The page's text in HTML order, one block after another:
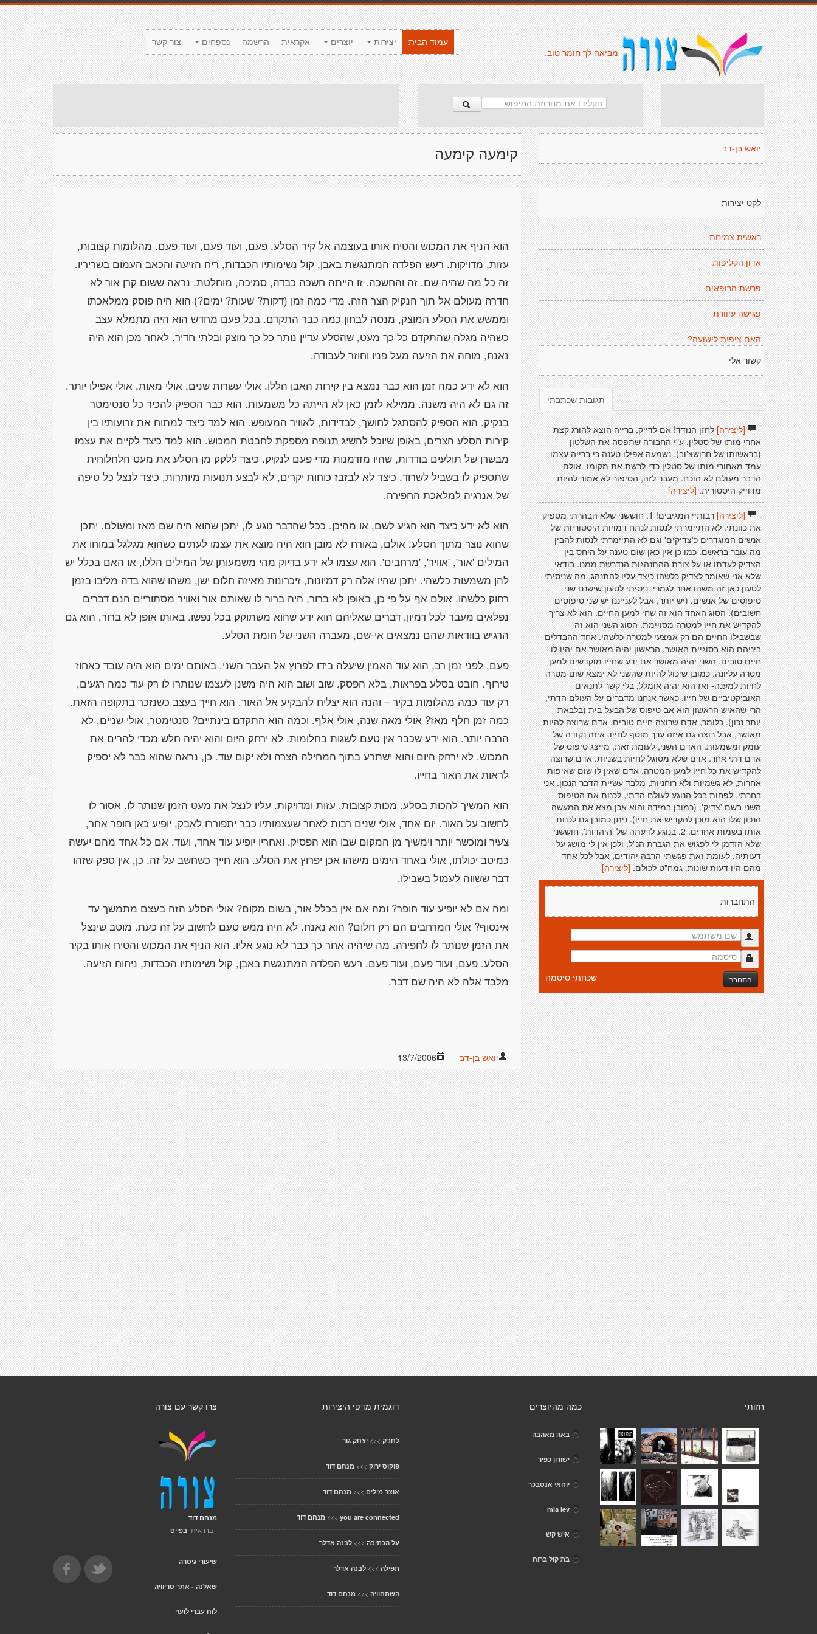
צור קשר נספחים הרשמה אקראית יוצרים יצירות
עמוד הבית
מביאה לך חומר טוב.
קימעה קימעה
הוא הניף את המכוש והטיח אותו בעוצמה אל קיר הסלע. פעם, ועוד פעם, ועוד פעם. מהלומות קצובות,
עזות, מדויקות. רעש הפלדה המתנגשת באבן, קול נשימותיו הכבדות, ריח הזיעה והכאב העמום בשריריו.
זה כל מה שהיה שם. זה והחשכה. זו הייתה חשכה כבדה, סמיכה, מוחלטת. נראה ששום קרן אור לא
חדרה מעולם אל תוך הנקיק הצר הזה. מדי כמה זמן (דקות? שעות? ימים?) הוא היה פוסק ממלאכתו
וממשש את הסלע המוצק, מנסה לבחון כמה כבר התקדם. בכל פעם מחדש הוא היה מתמלא עצב
כשהיה מגלה שהתקדם כל כך מעט, שהסלע עדיין נותר כל כך מוצק ובלתי חדיר. לאחר מכן הוא היה
נאנח, מוחה את הזיעה מעל פניו וחוזר לעבודה.
הוא לא ידע כמה זמן הוא כבר נמצא בין קירות האבן הללו. אולי עשרות שנים, אולי מאות, אולי אפילו יותר.
זה גם לא היה משנה. ממילא לזמן כאן לא הייתה כל משמעות. הוא כבר הספיק להכיר כל סנטימטר
בנקיק. הוא הספיק להסתגל לחושך, לבדידות, לאוויר המעופש. הוא למד כיצד למתוח את זרועותיו בין
קירות הסלע הצרים, באופן שיוכל להשיג תנופה מספקת לחבטת המכוש. הוא למד כיצד לקיים את עצמו
מבשרן של תולעים בודדות, שהיו מזדמנות מדי פעם לנקיק. כיצד ללקק מן הסלע את מעט הלחלוחית
שתספיק לו בשביל לשרוד. כיצד לא לבזבז כוחות יקרים, לא לבצע תנועות מיותרות, כיצד לנצל כל טיפה
של אנרגיה למלאכת החפירה.
הוא לא ידע כיצד הוא הגיע לשם, או מהיכן. ככל שהדבר נוגע לו, יתכן שהוא היה שם מאז ומעולם. יתכן
שהוא נוצר מתוך הסלע. אולם, באורח לא מובן הוא היה מוצא את עצמו לעתים כשהוא מגלגל במוחו את
המילים 'אור', 'אוויר', 'מרחבים'. הוא עצמו לא ידע בדיוק מהי משמעותן של המילים הללו, או האם בכלל יש
להן משמעות כלשהי. יתכן שהיו אלה רק דמיונות, זיכרונות מאיזה חלום ישן, משהו שהוא בדה מליבו בזמן
רחוק כלשהו. אולם אף על פי כן, באופן לא ברור, היה ברור לו שאותם אור ואוויר מסתוריים הנם דברים
נפלאים מעבר לכל דמיון, דברים שאליהם הוא ידע שהוא משתוקק בכל נפשו. באותו אופן לא ברור, הוא גם
הרגיש בוודאות שהם נמצאים אי-שם, מעברה השני של חומת הסלע.
פעם, לפני זמן רב, הוא עוד האמין שיעלה בידו לפרוץ אל העבר השני. באותם ימים הוא היה עובד כאחוז
טירוף. חובט בסלע בפראות, בלא הפסק. שוב ושוב הוא היה משנן לעצמו שנותרו לו רק עוד כמה רגעים,
רק עוד כמה מהלומות בקיר – והנה הוא יצליח להבקיע אל האור. הוא חייך בעצב כשנזכר בתקופה הזאת.
כמה זמן חלף מאז? אולי מאה שנה, אולי אלף. וכמה הוא התקדם בינתיים? סנטימטר, אולי שניים, לא
הרבה יותר. הוא ידע שכבר אין טעם לשגות בחלומות. לא ירחק היום והוא יהיה חלש מכדי להרים את
המכוש. לא ירחק היום והוא ישתרע בתוך המחילה הצרה ולא יקום עוד. כן, נראה שהוא כבר לא יספיק
לראות את האור בחייו.
הוא המשיך להכות בסלע. מכות קצובות, עזות ומדויקות. עליו לנצל את מעט הזמן שנותר לו. אסור לו
לחשוב על האור. יום אחד, אולי שנים רבות לאחר שעצמותיו כבר יתפוררו לאבק, יופיע כאן חופר אחר,
צעיר ומוכשר יותר וימשיך מן המקום שבו הוא הפסיק. ואחריו יופיע עוד אחד, ועוד. אם כל אחד מהם יעשה
כמיטב יכולתו, אולי באחד הימים מישהו אכן יפרוץ את הסלע. הוא חייך כשחשב על זה. כן, אין ספק שזהו
דבר ששווה לעמול בשבילו.
ומה אם לא יופיע עוד חופר? ומה אם אין בכלל אור, בשום מקום? אולי הסלע הזה בעצם מתמשך עד
אינסוף? אולי המרחבים הם רק חלום? הוא נאנח. לא היה ממש טעם לחשוב על זה כעת. מוטב שינצל
את הזמן שנותר לו לחפירה. מה שיהיה אחר כך כבר לא נוגע אליו. הוא הניף את המכוש והטיח אותו בקיר
הסלע. פעם, ועוד פעם, ועוד פעם. רעש הפלדה המתנגשת באבן, קול נשימותיו הכבדות, ניחוח הזיעה.
מלבד אלה לא היה שם דבר.
13/7/2006 יואש בן-דב
יואש בן-דב
לקט יצירות
ראשית צמיחת
אדון הקליפות
פרשת הרופאים
פגישה עיוורת
האם ציפית לישועה?
קשור אלי
תגובות שכתבתי
[ליצירה]לחזן הנודד! אם לדייק, ברייה הוצא להורג קצת
אחרי מותו של סטלין, ע"י החבורה שתפסה את השלטון
(בראשותו של חרושצ'וב). נשמעה אפילו טענה כי ברייה עצמו
עמד מאחורי מותו של סטלין כדי לרשת את מקומו- אולם
הדבר מעולם לא הוכח. מעבר לזה, הסיפור לא אמור להיות
מדוייק היסטורית. [ליצירה]
[ליצירה]
רבותיי המגיבים! 1. חוששני שלא הבהרתי מספיק
את כוונתי. לא התיימרתי לנסות לנתח דמויות היסטוריות של
אנשים המוגדרים כ'צדיקים' וגם לא התיימרתי לנסות להבין
מה עובר בראשם. כמו כן אין כאן שום טענה על היחס בין
הצדיק לעדתו או על צורת ההתנהגות הנדרשת ממנו. בודאי
שלא אני שאומר לצדיק כלשהו כיצד עליו להתנהג. מה שניסיתי
לטעון כאן זה משהו אחר לגמרי. ניסיתי לטעון שישנם שני
טיפוסים של אנשים. (יש יותר, אבל לענייננו יש שני טיפוסים
חשובים). הסוג האחד הוא זה שחי למען החיים. הוא לא צריך
להקדיש את חייו למטרה מסויימת. הסוג השני הוא זה
שבשבילו החיים הם רק אמצעי למטרה כלשהי. אחד ההבדלים
ביניהם הוא בסוגיית האושר. הראשון יהיה מאושר אם יהיו לו
חיים טובים. השני יהיה מאושר אם ידע שחייו מוקדשים למען
מטרה עליונה. כמובן שיכול להיות שהשני לא ימצא שום מטרה
לחיות למענה- ואז הוא יהיה אומלל, בלי קשר לתנאים
האוביקטיביים של חייו. כאשר אנחנו מדברים על העולם הדתי,
הרי שהאיש הראשון הוא אב-טיפוס של הבעל-בית (בלבאת
יותר נכון). כלומר, אדם שרוצה חיים טובים, אדם שרוצה להיות
מאושר, אבל רוצה גם איזה ערך מוסף לחייו. איזה נקודה של
עומק ומשמעות. האדם השני, לעומת זאת, מייצג טיפוס של
אדם דתי אחר. אדם שלא מסוגל לחיות בשניות. אדם שרוצה
להקדיש את כל חייו למען המטרה. אדם שאין לו שום שאיפות
אחרות, לא גשמיות ולא רוחניות, מלבד עשיית הדבר הנכון. אני
בחרתי, לפחות בכל הנוגע לעולם הדתי, לכנות את הטיפוס
השני בשם 'צדיק'. (כמובן במידה והוא אכן מצא את המעשה
הנכון שלו הוא מוכן להקדיש את חייו). ניתן כמובן גם לכנות
אותו בשמות אחרים. 2. בנוגע לדעתה של 'היהדות', חוששני
שלא הזדמן לי לפגוש את הגברת הנ"ל, ולכן אין לי מושג על
דעותיה. לעומת זאת פגשתי הרבה יהודים, אבל לכל אחד
מהם היו דעות שונות. גמח"ט לכולם. [ליצירה]
התחברות
התחבר שכחתי סיסמה
צרו קשר עם צורה
מנחם דוד
דברו איתי בפייס
שיעורי גיטרה
שאלנה - אתר טריוויה
לוח עברי לועזי
דוגמית מדפי היצירות
לחבק >>> יצחק גור
פוקוס ירוק >>> מנחם דוד
אוצר מילים >>> מנחם דוד
you are connected
>>> מנחם דוד
על הכתיבה >>> לבנה אדלר
תפילה >>> לבנה אדלר
השתחוויה >>> מנחם דוד
כמה מהיוצרים
באה מאהבה
ישורון כפיר
יוחאי אנסבכר
mia lev
איש קש
בת קול ברוח
חזותי